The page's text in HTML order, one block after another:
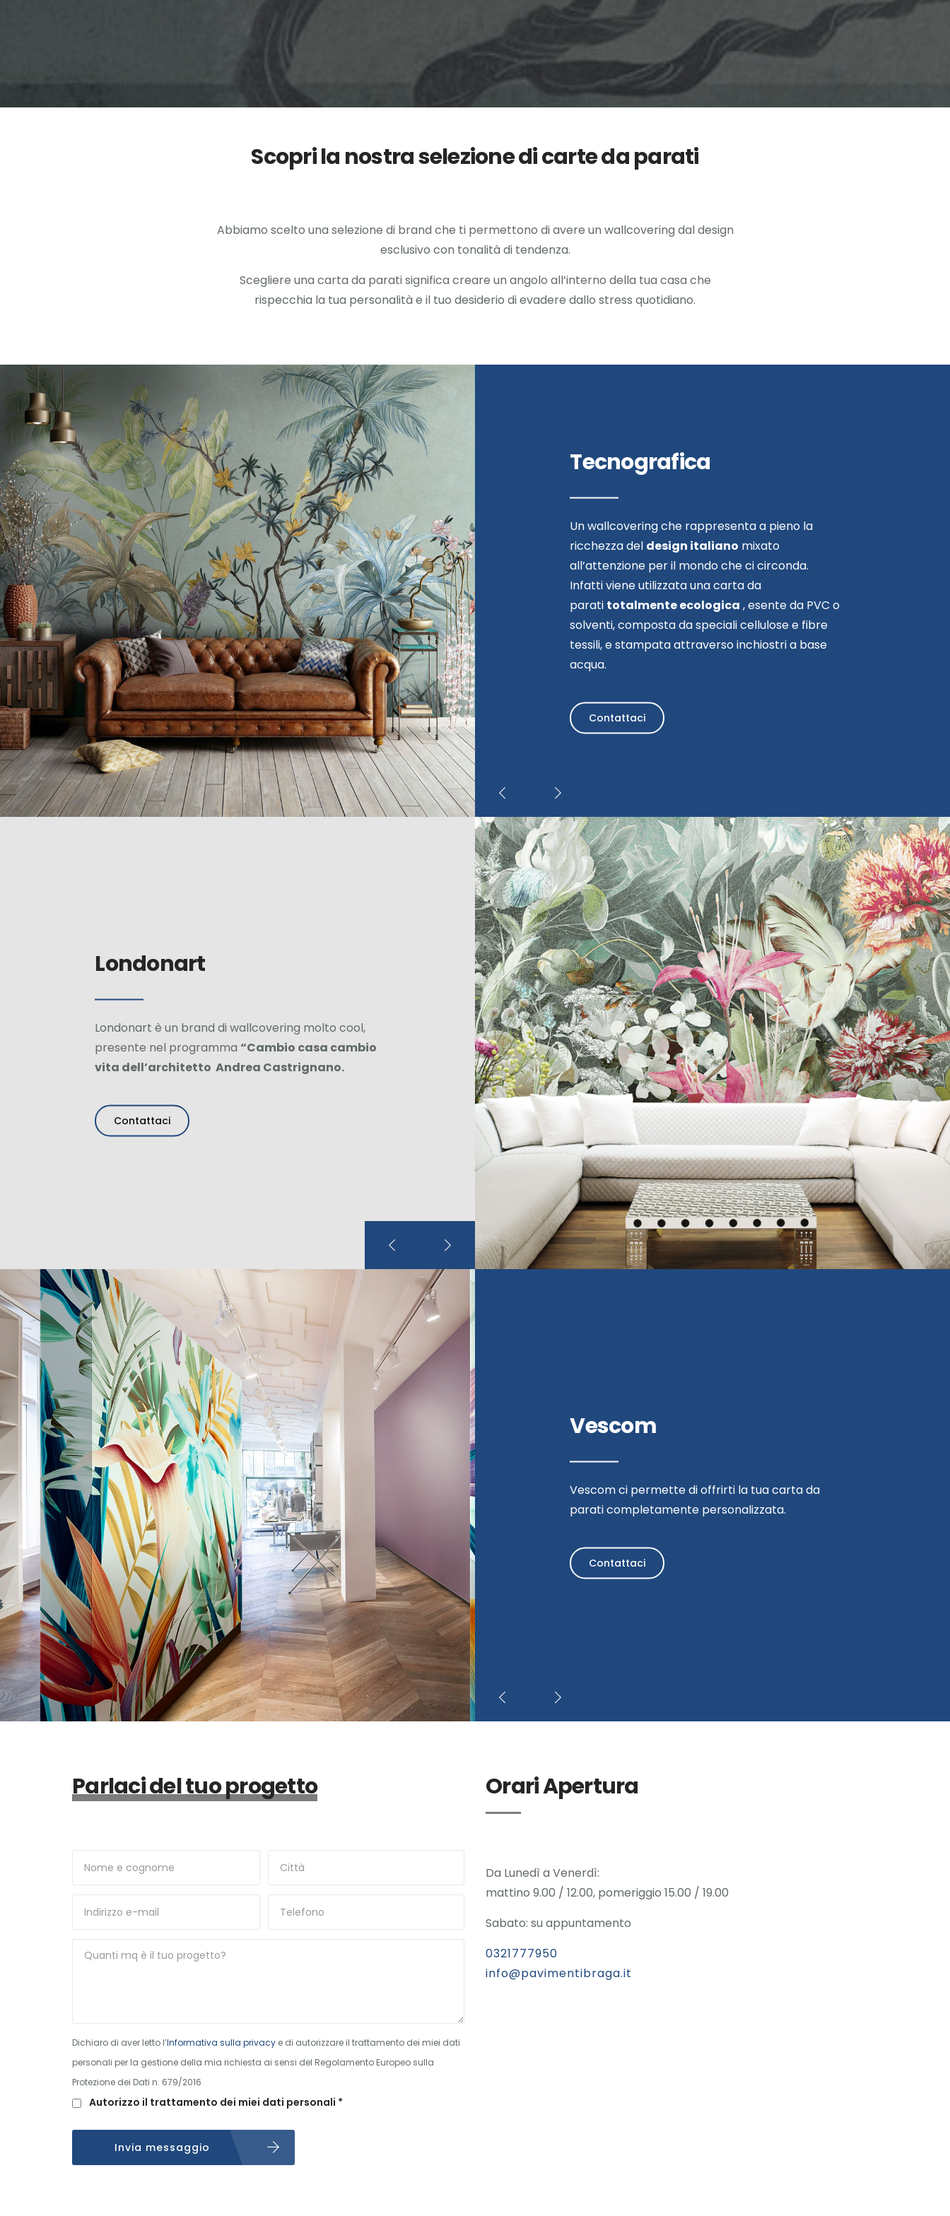
Scopri la nostra selezione di carte da parati
Abbiamo scelto una selezione di brand che ti permettono di avere un wallcovering dal design
esclusivo con tonalità di tendenza.
Scegliere una carta da parati significa creare un angolo all’interno della tua casa che
rispecchia la tua personalità e il tuo desiderio di evadere dallo stress quotidiano.
Tecnografica
Un wallcovering che rappresenta a pieno la
ricchezza del design italiano mixato
all’attenzione per il mondo che ci circonda.
Infatti viene utilizzata una carta da
parati totalmente ecologica , esente da PVC o
solventi, composta da speciali cellulose e fibre
tessili, e stampata attraverso inchiostri a base
acqua.
Contattaci
Londonart
Londonart è un brand di wallcovering molto cool,
presente nel programma “Cambio casa cambio
vita dell’architetto Andrea Castrignano.
Contattaci
Vescom
Vescom ci permette di offrirti la tua carta da
parati completamente personalizzata.
Contattaci
Parlaci del tuo progetto
Dichiaro di aver letto l’Informativa sulla privacy e di autorizzare il trattamento dei miei dati
personali per la gestione della mia richiesta ai sensi del Regolamento Europeo sulla
Protezione dei Dati n. 679/2016
Autorizzo il trattamento dei miei dati personali *
Invia messaggio
Orari Apertura
Da Lunedì a Venerdì:
mattino 9.00 / 12.00, pomeriggio 15.00 / 19.00
Sabato: su appuntamento
0321777950
info@pavimentibraga.it